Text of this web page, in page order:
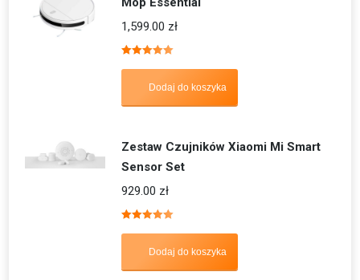
1,599.00 zł
5.00
Dodaj do koszyka
Zestaw Czujników Xiaomi Mi Smart
Sensor Set
929.00 zł
5.00
Dodaj do koszyka